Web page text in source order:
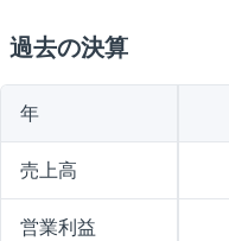
過去の決算
年
売上高
営業利益